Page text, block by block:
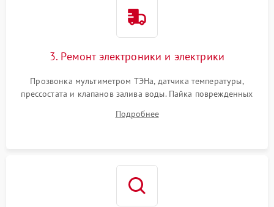
3. Ремонт электроники и электрики
Прозвонка мультиметром ТЭНа, датчика температуры,
прессостата и клапанов залива воды. Пайка поврежденных
Восстановление целостности проводки и контактов.
Подробнее